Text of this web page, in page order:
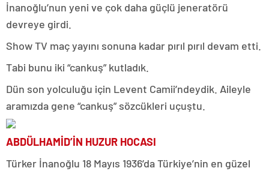
İnanoğlu’nun yeni ve çok daha güçlü jeneratörü
devreye girdi.
Show TV maç yayını sonuna kadar pırıl pırıl devam etti.
Tabi bunu iki “cankuş” kutladık.
Dün son yolculuğu için Levent Camii’ndeydik. Aileyle
aramızda gene “cankuş” sözcükleri uçuştu.
ABDÜLHAMİD’İN HUZUR HOCASI
Türker İnanoğlu 18 Mayıs 1936’da Türkiye’nin en güzel